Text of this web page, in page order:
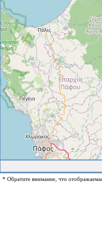
* Обратите внимание, что